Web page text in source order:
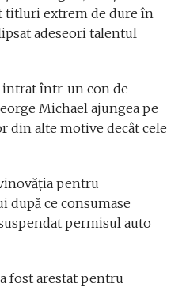
titluri extrem de dure în
adeseori talentul
intrat într-un con de
Michael ajungea pe
din alte motive decât cele
pentru
după ce consumase
permisul auto
fost arestat pentru